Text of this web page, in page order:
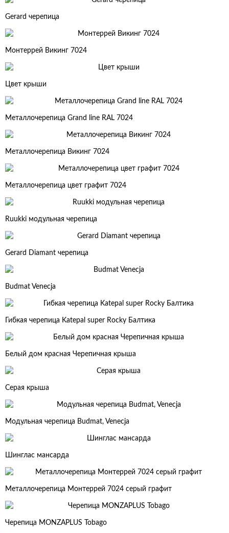
Gerard черепица
Монтеррей Викинг 7024
Цвет крыши
Металлочерепица Grand line RAL 7024
Металлочерепица Викинг 7024
Металлочерепица цвет графит 7024
Ruukki модульная черепица
Gerard Diamant черепица
Budmat Venecja
Гибкая черепица Katepal super Rocky Балтика
Белый дом красная Черепичная крыша
Серая крыша
Модульная черепица Budmat, Venecja
Шинглас мансарда
Металлочерепица Монтеррей 7024 серый графит
Черепица MONZAPLUS Tobago